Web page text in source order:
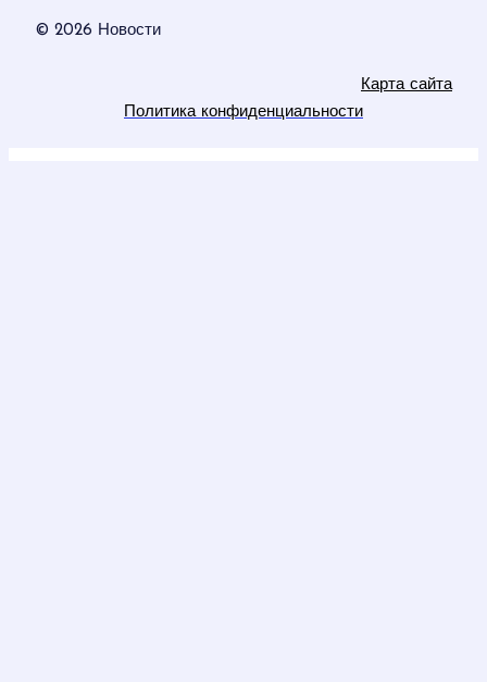
© 2026 Новости
Карта сайта
Политика конфиденциальности